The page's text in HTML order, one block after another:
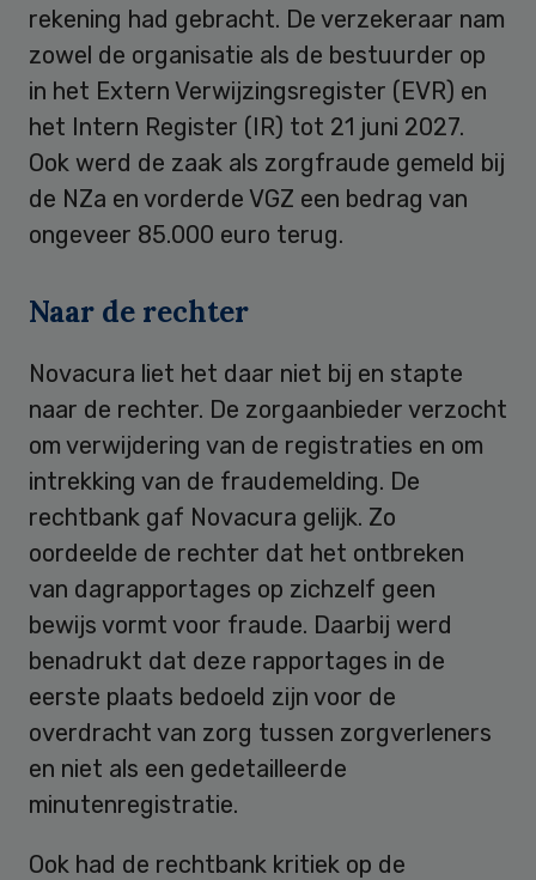
rekening had gebracht. De verzekeraar nam
zowel de organisatie als de bestuurder op
in het Extern Verwijzingsregister (EVR) en
het Intern Register (IR) tot 21 juni 2027.
Ook werd de zaak als zorgfraude gemeld bij
de NZa en vorderde VGZ een bedrag van
ongeveer 85.000 euro terug.
Naar de rechter
Novacura liet het daar niet bij en stapte
naar de rechter. De zorgaanbieder verzocht
om verwijdering van de registraties en om
intrekking van de fraudemelding. De
rechtbank gaf Novacura gelijk. Zo
oordeelde de rechter dat het ontbreken
van dagrapportages op zichzelf geen
bewijs vormt voor fraude. Daarbij werd
benadrukt dat deze rapportages in de
eerste plaats bedoeld zijn voor de
overdracht van zorg tussen zorgverleners
en niet als een gedetailleerde
minutenregistratie.
Ook had de rechtbank kritiek op de